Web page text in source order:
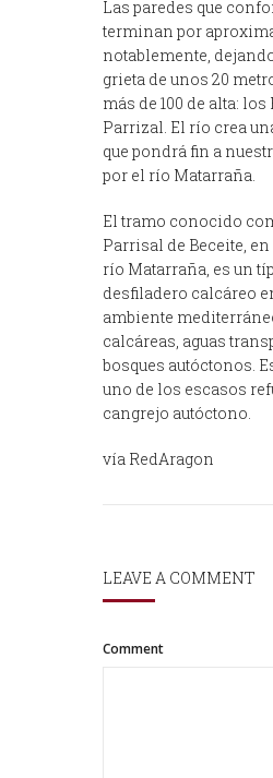
Las paredes que
terminan por
notablemente,
grieta de unos 20
más de 100 de alta:
Parrizal. El río crea
que pondrá fin a
por el río Matarraña.
El tramo conocido
Parrisal de Beceite,
río Matarraña, es un
desfiladero calcáreo
ambiente
calcáreas, aguas
bosques autóctonos.
uno de los escasos
cangrejo autóctono.
vía RedAragon
LEAVE A COMMENT
Comment